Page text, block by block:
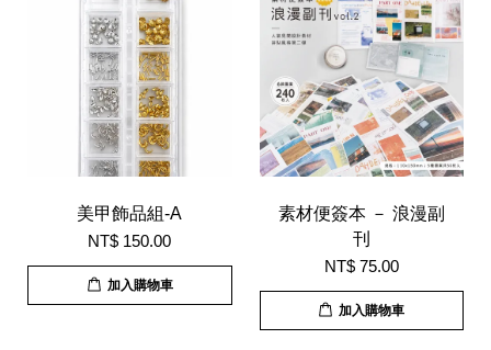
美甲飾品組-A
NT$ 150.00
加入購物車
素材便簽本 － 浪漫副
刊
NT$ 75.00
加入購物車